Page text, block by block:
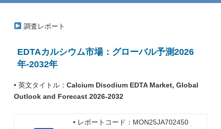
調査レポート
EDTAカルシウム市場：グローバル予測2026
年-2032年
• 英文タイトル： Calcium Disodium EDTA Market, Global
Outlook and Forecast 2026-2032
• レポートコード：MON25JA702450